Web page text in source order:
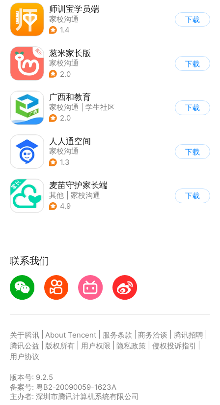
师训宝学员端
家校沟通
1.4
下载
葱米家长版
家校沟通
2.0
下载
广西和教育
家校沟通
学生社区
2.0
下载
人人通空间
家校沟通
1.3
下载
麦苗守护家长端
其他
家校沟通
4.9
下载
联系我们
关于腾讯 About Tencent 服务条款 商务洽谈 腾讯招聘
腾讯公益
版权所有 用户权限 隐私政策 侵权投诉指引
用户协议
版本号: 9.2.5
备案号: 粤B2-20090059-1623A
主办者: 深圳市腾讯计算机系统有限公司